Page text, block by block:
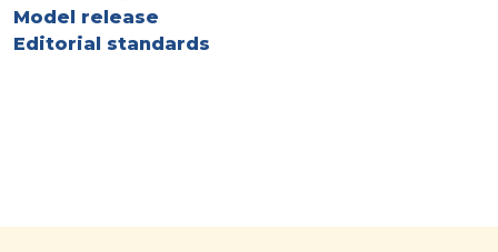
Model release
Editorial standards